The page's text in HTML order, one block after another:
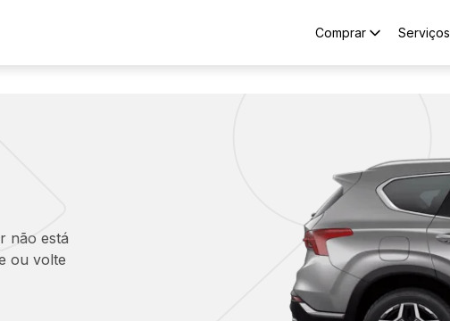
Comprar Serviços
não está
ou volte